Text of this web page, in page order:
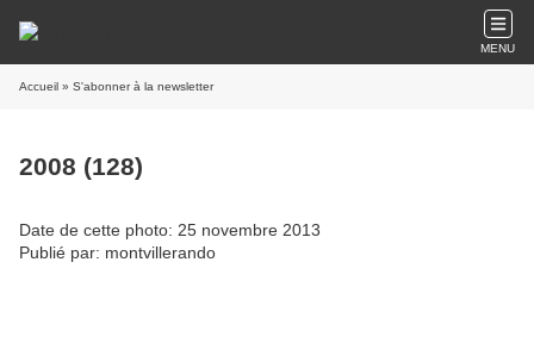
MENU
Accueil » S'abonner à la newsletter
2008 (128)
Date de cette photo: 25 novembre 2013
Publié par: montvillerando